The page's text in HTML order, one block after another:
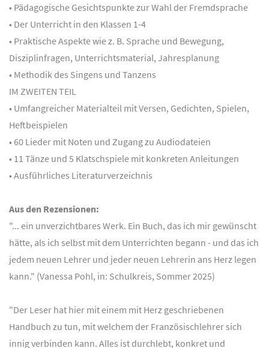
• Pädagogische Gesichtspunkte zur Wahl der Fremdsprache
• Der Unterricht in den Klassen 1-4
• Praktische Aspekte wie z. B. Sprache und Bewegung,
Disziplinfragen, Unterrichtsmaterial, Jahresplanung
• Methodik des Singens und Tanzens
IM ZWEITEN TEIL
• Umfangreicher Materialteil mit Versen, Gedichten, Spielen,
Heftbeispielen
• 60 Lieder mit Noten und Zugang zu Audiodateien
• 11 Tänze und 5 Klatschspiele mit konkreten Anleitungen
• Ausführliches Literaturverzeichnis
Aus den Rezensionen:
"... ein unverzichtbares Werk. Ein Buch, das ich mir gewünscht
hätte, als ich selbst mit dem Unterrichten begann - und das ich
jedem neuen Lehrer und jeder neuen Lehrerin ans Herz legen
kann." (Vanessa Pohl, in: Schulkreis, Sommer 2025)
"Der Leser hat hier mit einem mit Herz geschriebenen
Handbuch zu tun, mit welchem der Französischlehrer sich
innig verbinden kann. Alles ist durchlebt, konkret und